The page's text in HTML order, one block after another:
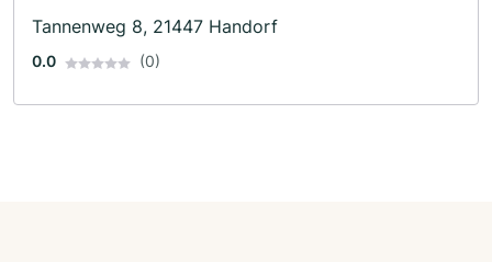
Tannenweg 8, 21447 Handorf
0.0 (0)